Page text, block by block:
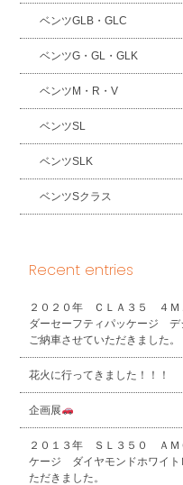
ベンツGLB・GLC
ベンツG・GL・GLK
ベンツM・R・V
ベンツSL
ベンツSLK
ベンツSクラス
Recent entries
２０２０年 ＣＬＡ３５ ４Ｍ
ダーセーフティパッケージ
ご納車させていただきました。
花火に行ってきました！！！
企画展
２０１３年 ＳＬ３５０ ＡＭ
ケージ ダイヤモンドホワイ
ただきました。